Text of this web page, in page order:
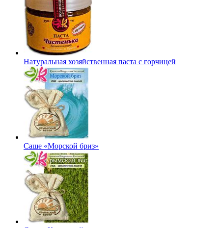
Натуральная хозяйственная паста с горчицей
Саше «Морской бриз»